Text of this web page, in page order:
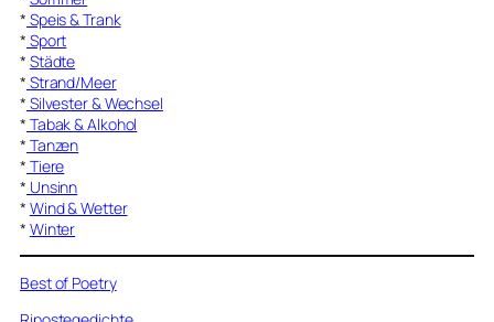
* Speis & Trank
* Sport
* Städte
* Strand/Meer
* Silvester & Wechsel
* Tabak & Alkohol
* Tanzen
* Tiere
* Unsinn
* Wind & Wetter
* Winter
Best of Poetry